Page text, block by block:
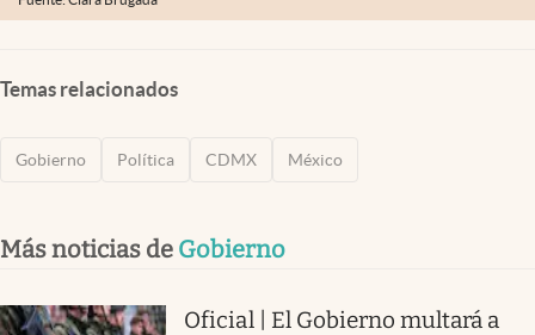
Temas relacionados
Gobierno Política CDMX México
Más noticias de Gobierno
Oficial | El Gobierno multará a